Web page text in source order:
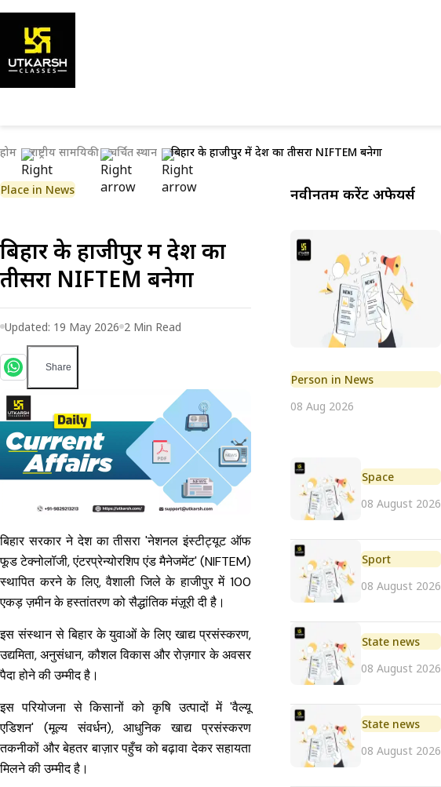
होम राष्ट्रीय सामयिकी चर्चित स्थान बिहार के हाजीपुर में देश का तीसरा NIFTEM बनेगा
Place in News
बिहार के हाजीपुर में देश का
तीसरा NIFTEM बनेगा
Updated: 19 May 2026 2 Min Read
Share
बिहार सरकार ने देश का तीसरा 'नेशनल इंस्टीट्यूट ऑफ
फूड टेक्नोलॉजी, एंटरप्रेन्योरशिप एंड मैनेजमेंट' (NIFTEM)
स्थापित करने के लिए, वैशाली जिले के हाजीपुर में 100
एकड़ ज़मीन के हस्तांतरण को सैद्धांतिक मंज़ूरी दी है।
इस संस्थान से बिहार के युवाओं के लिए खाद्य प्रसंस्करण,
उद्यमिता, अनुसंधान, कौशल विकास और रोज़गार के अवसर
पैदा होने की उम्मीद है।
इस परियोजना से किसानों को कृषि उत्पादों में 'वैल्यू
एडिशन' (मूल्य संवर्धन), आधुनिक खाद्य प्रसंस्करण
तकनीकों और बेहतर बाज़ार पहुँच को बढ़ावा देकर सहायता
मिलने की उम्मीद है।
नवीनतम करेंट अफेयर्स
Person in News
08 Aug 2026
Space
08 August 2026
Sport
08 August 2026
State news
08 August 2026
State news
08 August 2026